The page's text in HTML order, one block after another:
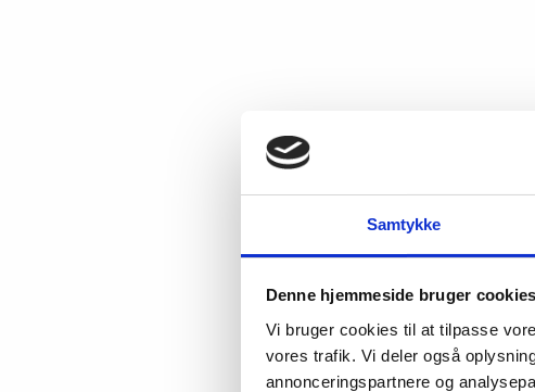
Samtykke
Denne hjemmeside bruger cookies
Vi bruger cookies til at tilpasse
vores trafik. Vi deler også
annonceringspartnere og